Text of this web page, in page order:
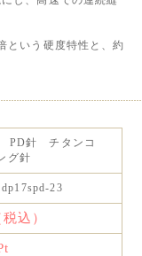
という硬度特性と、約
PD針 チタンコ
グ針
23
込）